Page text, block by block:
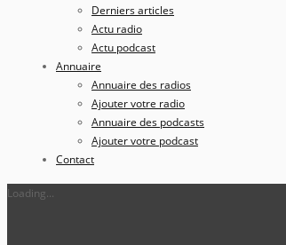
Derniers articles
Actu radio
Actu podcast
Annuaire
Annuaire des radios
Ajouter votre radio
Annuaire des podcasts
Ajouter votre podcast
Contact
Loading...